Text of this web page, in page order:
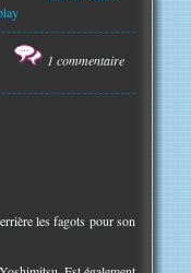
1 commentaire
les fagots pour son